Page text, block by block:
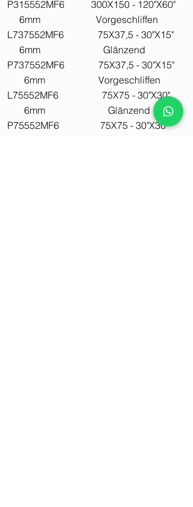
P315552MF6 300X150 - 120"X60"
6mm Vorgeschliffen
L737552MF6 75X37,5 - 30"X15"
6mm Glänzend
P737552MF6 75X37,5 - 30"X15"
6mm Vorgeschliffen
L75552MF6 75X75 - 30"X30"
6mm Glänzend
P75552MF6 75X75 - 30"X30"